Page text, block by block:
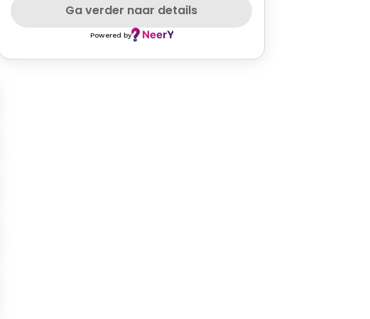
GLUTENFREE PETFRIENDLY
Ga verder naar details
Powered by